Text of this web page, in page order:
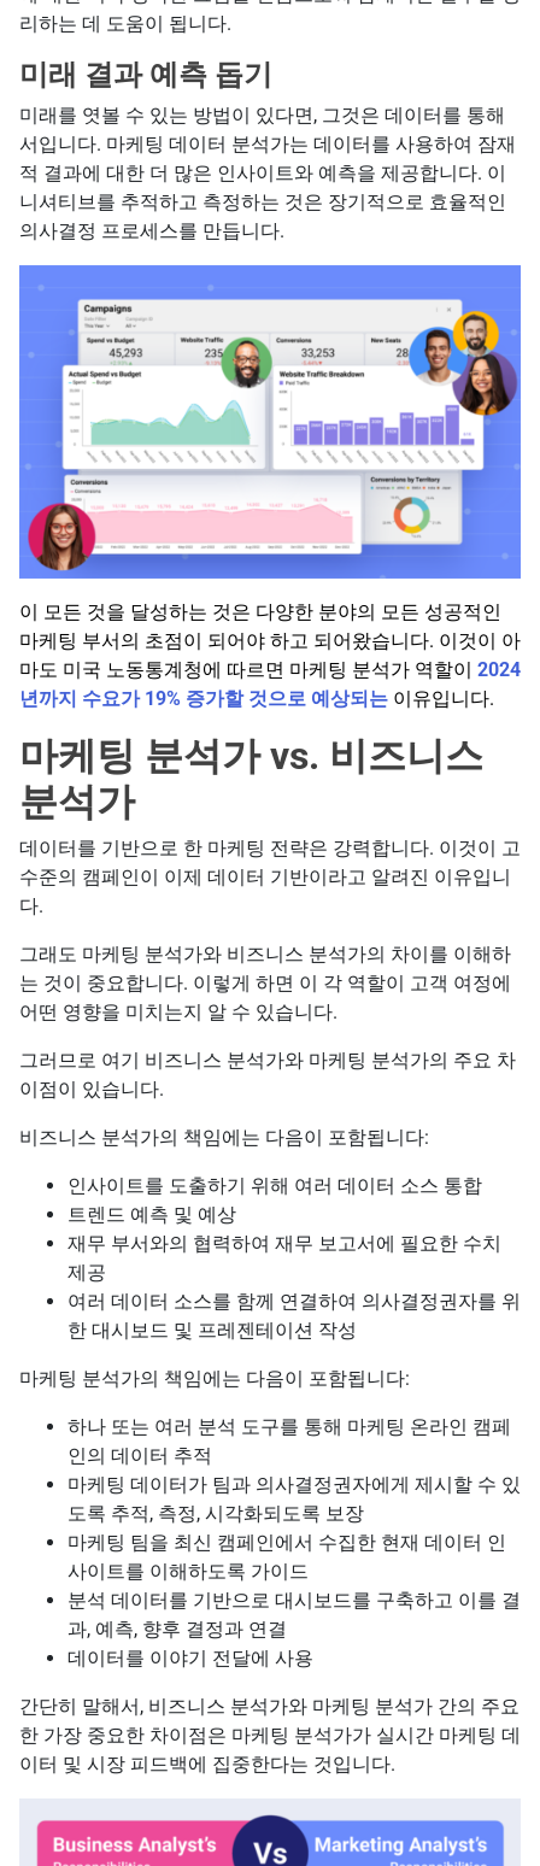
리하는 데 도움이 됩니다.
미래 결과 예측 돕기
미래를 엿볼 수 있는 방법이 있다면, 그것은 데이터를 통해
서입니다. 마케팅 데이터 분석가는 데이터를 사용하여 잠재
적 결과에 대한 더 많은 인사이트와 예측을 제공합니다. 이
니셔티브를 추적하고 측정하는 것은 장기적으로 효율적인
의사결정 프로세스를 만듭니다.
이 모든 것을 달성하는 것은 다양한 분야의 모든 성공적인
마케팅 부서의 초점이 되어야 하고 되어왔습니다. 이것이 아
마도 미국 노동통계청에 따르면 마케팅 분석가 역할이 2024
년까지 수요가 19% 증가할 것으로 예상되는 이유입니다.
마케팅 분석가 vs. 비즈니스
분석가
데이터를 기반으로 한 마케팅 전략은 강력합니다. 이것이 고
수준의 캠페인이 이제 데이터 기반이라고 알려진 이유입니
다.
그래도 마케팅 분석가와 비즈니스 분석가의 차이를 이해하
는 것이 중요합니다. 이렇게 하면 이 각 역할이 고객 여정에
어떤 영향을 미치는지 알 수 있습니다.
그러므로 여기 비즈니스 분석가와 마케팅 분석가의 주요 차
이점이 있습니다.
비즈니스 분석가의 책임에는 다음이 포함됩니다:
인사이트를 도출하기 위해 여러 데이터 소스 통합
트렌드 예측 및 예상
재무 부서와의 협력하여 재무 보고서에 필요한 수치
제공
여러 데이터 소스를 함께 연결하여 의사결정권자를 위
한 대시보드 및 프레젠테이션 작성
마케팅 분석가의 책임에는 다음이 포함됩니다:
하나 또는 여러 분석 도구를 통해 마케팅 온라인 캠페
인의 데이터 추적
마케팅 데이터가 팀과 의사결정권자에게 제시할 수 있
도록 추적, 측정, 시각화되도록 보장
마케팅 팀을 최신 캠페인에서 수집한 현재 데이터 인
사이트를 이해하도록 가이드
분석 데이터를 기반으로 대시보드를 구축하고 이를 결
과, 예측, 향후 결정과 연결
데이터를 이야기 전달에 사용
간단히 말해서, 비즈니스 분석가와 마케팅 분석가 간의 주요
한 가장 중요한 차이점은 마케팅 분석가가 실시간 마케팅 데
이터 및 시장 피드백에 집중한다는 것입니다.